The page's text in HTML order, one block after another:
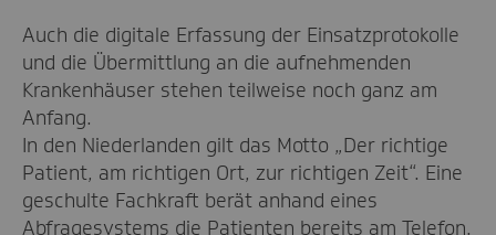
Auch die digitale Erfassung der Einsatzprotokolle
und die Übermittlung an die aufnehmenden
Krankenhäuser stehen teilweise noch ganz am
Anfang.
In den Niederlanden gilt das Motto „Der richtige
Patient, am richtigen Ort, zur richtigen Zeit“. Eine
geschulte Fachkraft berät anhand eines
Abfragesystems die Patienten bereits am Telefon.